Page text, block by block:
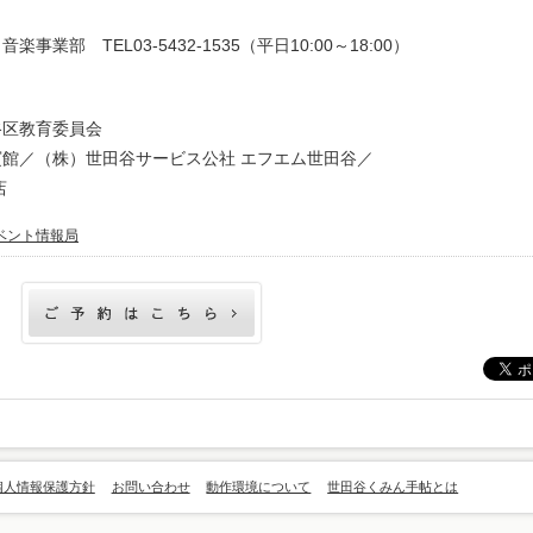
楽事業部 TEL03-5432-1535（平日10:00～18:00）
教育委員会
（株）世田谷サービス公社 エフエム世田谷／
ント情報局
人情報保護方針 お問い合わせ 動作環境について 世田谷くみん手帖とは